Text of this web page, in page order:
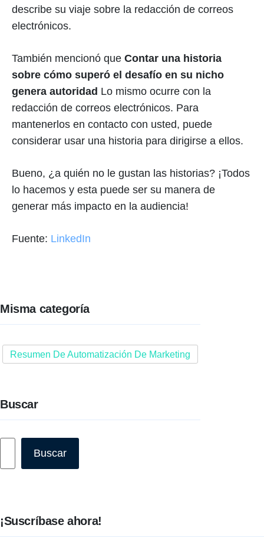
describe su viaje sobre la redacción de correos
electrónicos.
También mencionó que Contar una historia
sobre cómo superó el desafío en su nicho
genera autoridad Lo mismo ocurre con la
redacción de correos electrónicos. Para
mantenerlos en contacto con usted, puede
considerar usar una historia para dirigirse a ellos.
Bueno, ¿a quién no le gustan las historias? ¡Todos
lo hacemos y esta puede ser su manera de
generar más impacto en la audiencia!
Fuente: LinkedIn
Misma categoría
Resumen De Automatización De Marketing
Buscar
Buscar
¡Suscríbase ahora!